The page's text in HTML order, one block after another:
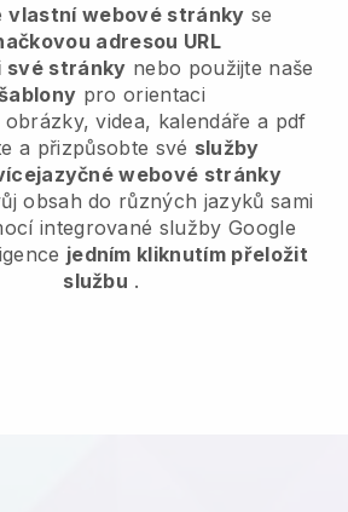
vlastní webové stránky se
adresou URL
stránky nebo použijte naše
pro orientaci
videa, kalendáře a pdf
a přizpůsobte své služby
webové stránky
obsah do různých jazyků sami
integrované služby Google
jedním kliknutím přeložit
službu .